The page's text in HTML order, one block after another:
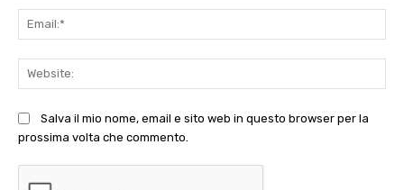
Salva il mio nome, email e sito web in questo browser per la
prossima volta che commento.